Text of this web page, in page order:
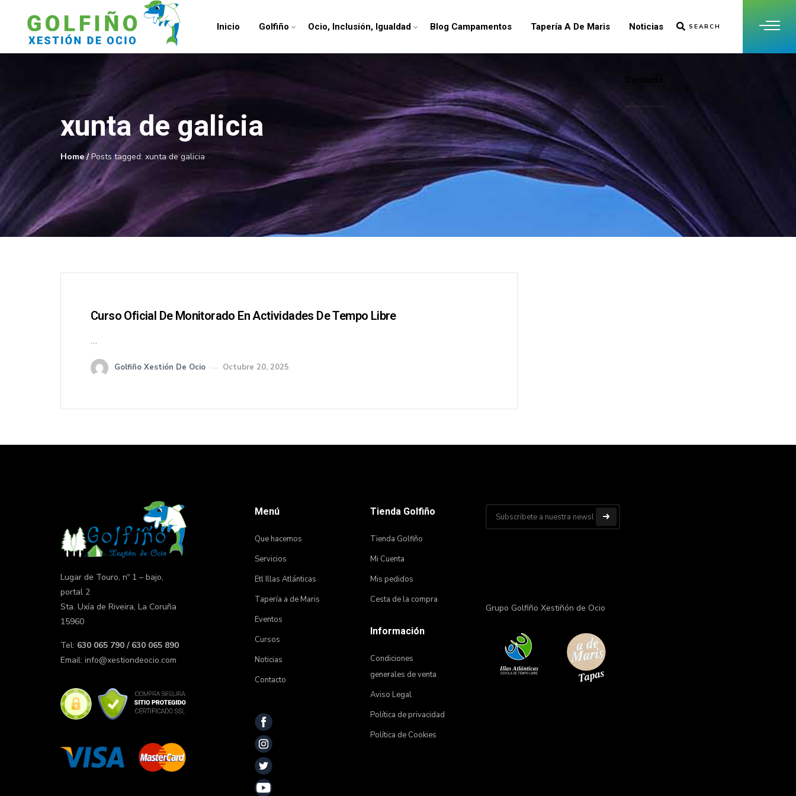
SEARCH
Inicio Golfiño Ocio, Inclusión, Igualdad Blog Campamentos Tapería A De Maris Noticias
xunta de galicia
Home/Posts tagged: xunta de galicia
Curso Oficial De Monitorado En Actividades De Tempo Libre
…
Golfiño Xestión De Ocio Octubre 20, 2025
Lugar de Touro, nº 1 – bajo,
portal 2
Sta. Uxía de Riveira, La Coruña
15960
Tel: 630 065 790 / 630 065 890
Email: info@xestiondeocio.com
Menú
Que hacemos
Servicios
Etl Illas Atlánticas
Tapería a de Maris
Eventos
Cursos
Noticias
Contacto
Tienda Golfiño
Tienda Golfiño
Mi Cuenta
Mis pedidos
Cesta de la compra
Información
Condiciones
generales de venta
Aviso Legal
Política de privacidad
Política de Cookies
Grupo Golfiño Xestiñón de Ocio